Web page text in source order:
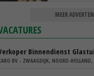
MEER
Binnendienst
BV - ZWAAGDIJK, NOORD-HOLLAND,